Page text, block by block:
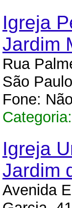
Igreja
Jardim
Rua
São
Fone:
Categoria:
Igreja
Jardim
Avenida